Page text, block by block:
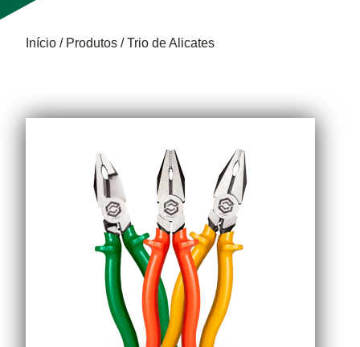
Trilha
navegação
Início Produtos Trio de Alicates
DE